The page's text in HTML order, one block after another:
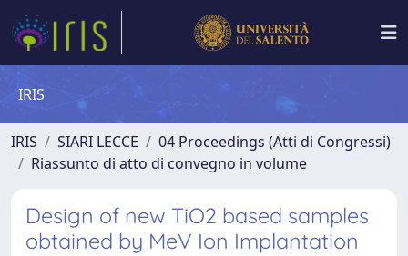
IRIS
IRIS SIARI LECCE
04 Proceedings (Atti di Congressi)
Riassunto di atto di convegno in volume
Design of new TiO2 based samples
obtained by MeV Ion Implantation